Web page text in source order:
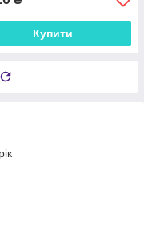
Купити